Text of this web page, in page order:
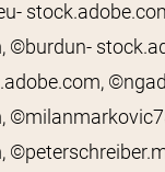
©burdun-